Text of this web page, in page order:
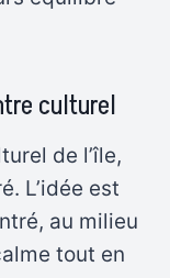
culturel
de l’île,
L’idée est
au milieu
tout en